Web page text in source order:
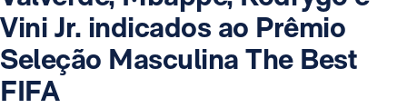
Vini Jr. indicados ao Prêmio
Seleção Masculina The Best
FIFA